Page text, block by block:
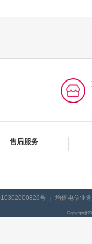
售后服务
号 | 增值电信业